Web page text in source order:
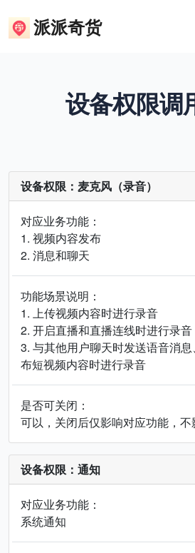
派派奇货
设备权限调
设备权限：麦克风（录音）
对应业务功能：
1. 视频内容发布
2. 消息和聊天
功能场景说明：
1. 上传视频内容时进行录音
2. 开启直播和直播连线时进行录音
3. 与其他用户聊天时发送语音消
布短视频内容时进行录音
是否可关闭：
可以，关闭后仅影响对应功能，
设备权限：通知
对应业务功能：
系统通知